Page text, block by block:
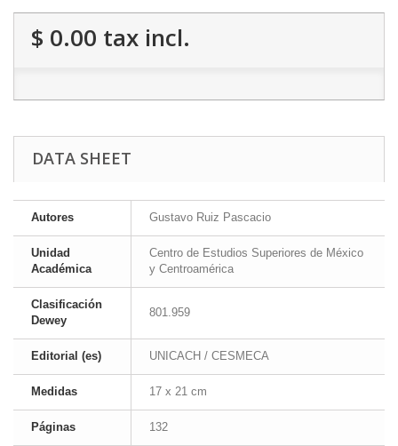
$ 0.00 tax incl.
DATA SHEET
Autores Gustavo Ruiz Pascacio
Unidad
Académica
Centro de Estudios Superiores de México
y Centroamérica
Clasificación
Dewey
801.959
Editorial (es) UNICACH / CESMECA
Medidas 17 x 21 cm
Páginas 132